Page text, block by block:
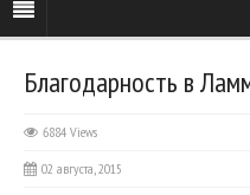
Благодарность в
6884 Views
02 августа, 2015